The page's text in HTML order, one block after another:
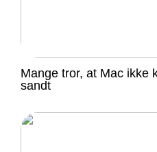
Mange tror, at Mac ikke
sandt